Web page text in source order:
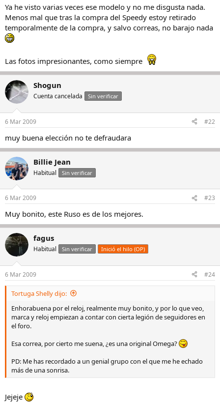
Ya he visto varias veces ese modelo y no me disgusta nada.
Menos mal que tras la compra del Speedy estoy retirado
temporalmente de la compra, y salvo correas, no barajo nada
Las fotos impresionantes, como siempre
Shogun
Cuenta cancelada Sin verificar
6 Mar 2009 #22
muy buena elección no te defraudara
Billie Jean
Habitual Sin verificar
6 Mar 2009 #23
Muy bonito, este Ruso es de los mejores.
fagus
Habitual Sin verificar Inició el hilo (OP)
6 Mar 2009 #24
Tortuga Shelly dijo:
Enhorabuena por el reloj, realmente muy bonito, y por lo que veo,
marca y reloj empiezan a contar con cierta legión de seguidores en
el foro.
Esa correa, por cierto me suena, ¿es una original Omega?
PD: Me has recordado a un genial grupo con el que me he echado
más de una sonrisa.
Jejeje